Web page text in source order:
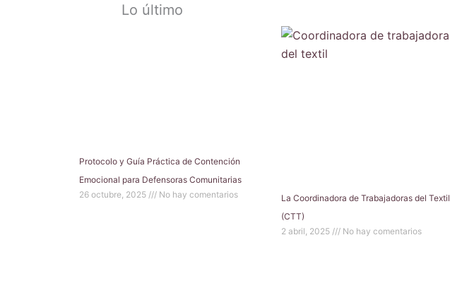
Lo último
Protocolo y Guía Práctica de Contención
Emocional para Defensoras Comunitarias
26 octubre, 2025
No hay comentarios
La Coordinadora de Trabajadoras del Textil
(CTT)
2 abril, 2025
No hay comentarios